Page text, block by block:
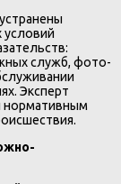
служб, фото-
Эксперт
нормативным